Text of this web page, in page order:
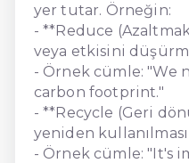
yer tutar. Örneğin:
- **Reduce
veya etkisini
- Örnek cümle: "We
carbon footprint."
- **Recycle (Geri
yeniden
- Örnek cümle: "It's